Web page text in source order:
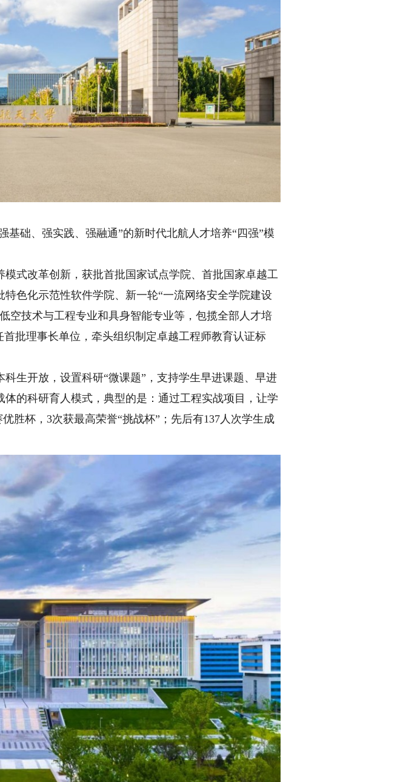
础、强实践、强融通”的新时代北航人才培养“四强”模
改革创新，获批首批国家试点学院、首批国家卓越工
色化示范性软件学院、新一轮“一流网络安全学院建设
空技术与工程专业和具身智能专业等，包揽全部人才培
批理事长单位，牵头组织制定卓越工程师教育认证标
开放，设置科研“微课题”，支持学生早进课题、早进
的科研育人模式，典型的是：通过工程实战项目，让学
胜杯，3次获最高荣誉“挑战杯”；先后有137人次学生成